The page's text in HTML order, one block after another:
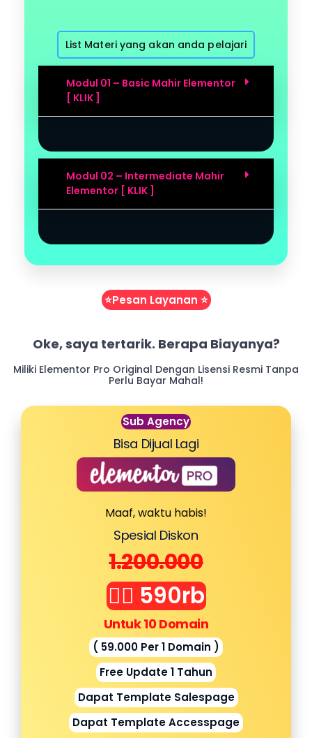
List Materi yang akan anda pelajari
Modul 01 – Basic Mahir Elementor
[ KLIK ]
Modul 02 – Intermediate Mahir
Elementor [ KLIK ]
⭐️Pesan Layanan ⭐️
Oke, saya tertarik. Berapa Biayanya?
Miliki Elementor Pro Original Dengan Lisensi Resmi Tanpa
Perlu Bayar Mahal!
Sub Agency
Bisa Dijual Lagi
Maaf, waktu habis!
Spesial Diskon
1.200.000
👉🏻 590rb
Untuk 10 Domain
( 59.000 Per 1 Domain )
Free Update 1 Tahun
Dapat Template Salespage
Dapat Template Accesspage